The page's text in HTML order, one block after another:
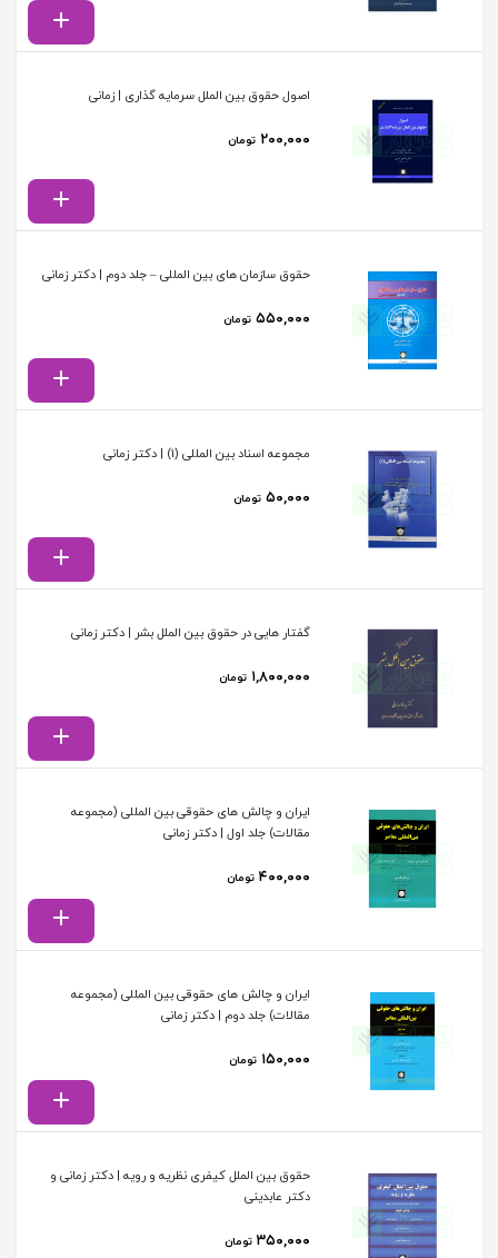
اصول حقوق بین الملل سرمایه گذاری | زمانی
۲۰۰,۰۰۰ تومان
حقوق سازمان های بین المللی – جلد دوم | دکتر زمانی
۵۵۰,۰۰۰ تومان
مجموعه اسناد بین المللی (1) | دکتر زمانی
۵۰,۰۰۰ تومان
گفتار هایی در حقوق بین الملل بشر | دکتر زمانی
۱,۸۰۰,۰۰۰ تومان
ایران و چالش های حقوقی بین المللی (مجموعه
مقالات) جلد اول | دکتر زمانی
۴۰۰,۰۰۰ تومان
ایران و چالش های حقوقی بین المللی (مجموعه
مقالات) جلد دوم | دکتر زمانی
۱۵۰,۰۰۰ تومان
حقوق بین الملل کیفری نظریه و رویه | دکتر زمانی و
دکتر عابدینی
۳۵۰,۰۰۰ تومان